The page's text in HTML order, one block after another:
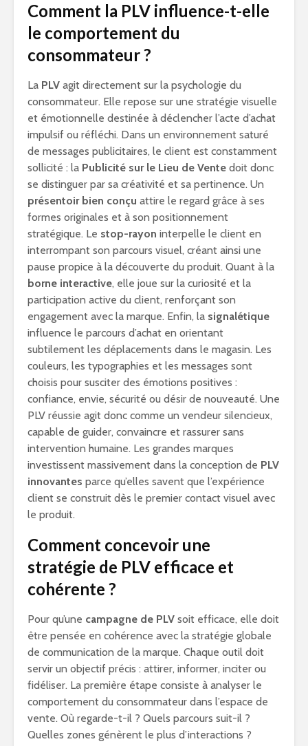
Comment la PLV influence-t-elle
le comportement du
consommateur ?
La PLV agit directement sur la psychologie du
consommateur. Elle repose sur une stratégie visuelle
et émotionnelle destinée à déclencher l’acte d’achat
impulsif ou réfléchi. Dans un environnement saturé
de messages publicitaires, le client est constamment
sollicité : la Publicité sur le Lieu de Vente doit donc
se distinguer par sa créativité et sa pertinence. Un
présentoir bien conçu attire le regard grâce à ses
formes originales et à son positionnement
stratégique. Le stop-rayon interpelle le client en
interrompant son parcours visuel, créant ainsi une
pause propice à la découverte du produit. Quant à la
borne interactive, elle joue sur la curiosité et la
participation active du client, renforçant son
engagement avec la marque. Enfin, la signalétique
influence le parcours d’achat en orientant
subtilement les déplacements dans le magasin. Les
couleurs, les typographies et les messages sont
choisis pour susciter des émotions positives :
confiance, envie, sécurité ou désir de nouveauté. Une
PLV réussie agit donc comme un vendeur silencieux,
capable de guider, convaincre et rassurer sans
intervention humaine. Les grandes marques
investissent massivement dans la conception de PLV
innovantes parce qu’elles savent que l’expérience
client se construit dès le premier contact visuel avec
le produit.
Comment concevoir une
stratégie de PLV efficace et
cohérente ?
Pour qu’une campagne de PLV soit efficace, elle doit
être pensée en cohérence avec la stratégie globale
de communication de la marque. Chaque outil doit
servir un objectif précis : attirer, informer, inciter ou
fidéliser. La première étape consiste à analyser le
comportement du consommateur dans l’espace de
vente. Où regarde-t-il ? Quels parcours suit-il ?
Quelles zones génèrent le plus d’interactions ?